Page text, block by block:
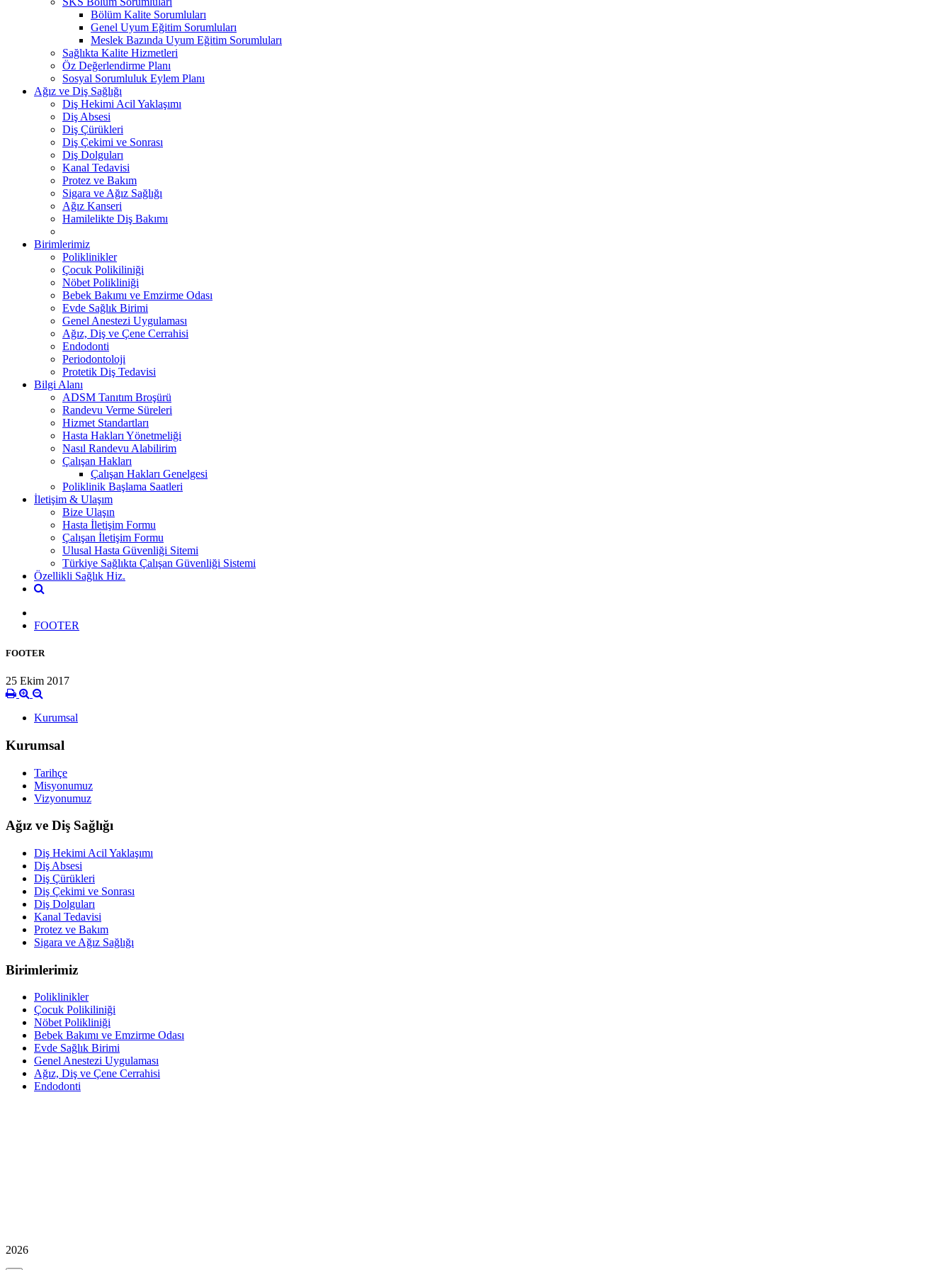
Bölüm Kalite Sorumluları
Genel Uyum Eğitim Sorumluları
Meslek Bazında Uyum Eğitim Sorumluları
Sağlıkta Kalite Hizmetleri
Öz Değerlendirme Planı
Sosyal Sorumluluk Eylem Planı
Ağız ve Diş Sağlığı
Diş Hekimi Acil Yaklaşımı
Diş Absesi
Diş Çürükleri
Diş Çekimi ve Sonrası
Diş Dolguları
Kanal Tedavisi
Protez ve Bakım
Sigara ve Ağız Sağlığı
Ağız Kanseri
Hamilelikte Diş Bakımı
Birimlerimiz
Poliklinikler
Çocuk Polikiliniği
Nöbet Polikliniği
Bebek Bakımı ve Emzirme Odası
Evde Sağlık Birimi
Genel Anestezi Uygulaması
Ağız, Diş ve Çene Cerrahisi
Endodonti
Periodontoloji
Protetik Diş Tedavisi
Bilgi Alanı
ADSM Tanıtım Broşürü
Randevu Verme Süreleri
Hizmet Standartları
Hasta Hakları Yönetmeliği
Nasıl Randevu Alabilirim
Çalışan Hakları
Çalışan Hakları Genelgesi
Poliklinik Başlama Saatleri
İletişim & Ulaşım
Bize Ulaşın
Hasta İletişim Formu
Çalışan İletişim Formu
Ulusal Hasta Güvenliği Sitemi
Türkiye Sağlıkta Çalışan Güvenliği Sistemi
Özellikli Sağlık Hiz.
FOOTER
FOOTER
25 Ekim 2017
Kurumsal
Kurumsal
Tarihçe
Misyonumuz
Vizyonumuz
Ağız ve Diş Sağlığı
Diş Hekimi Acil Yaklaşımı
Diş Absesi
Diş Çürükleri
Diş Çekimi ve Sonrası
Diş Dolguları
Kanal Tedavisi
Protez ve Bakım
Sigara ve Ağız Sağlığı
Birimlerimiz
Poliklinikler
Çocuk Polikiliniği
Nöbet Polikliniği
Bebek Bakımı ve Emzirme Odası
Evde Sağlık Birimi
Genel Anestezi Uygulaması
Ağız, Diş ve Çene Cerrahisi
Endodonti
2026